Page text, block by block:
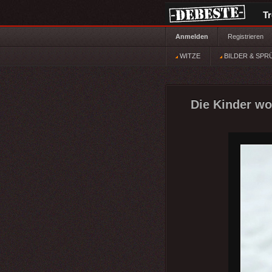
Anmelden Registrieren
WITZE BILDER &
Die Kinder